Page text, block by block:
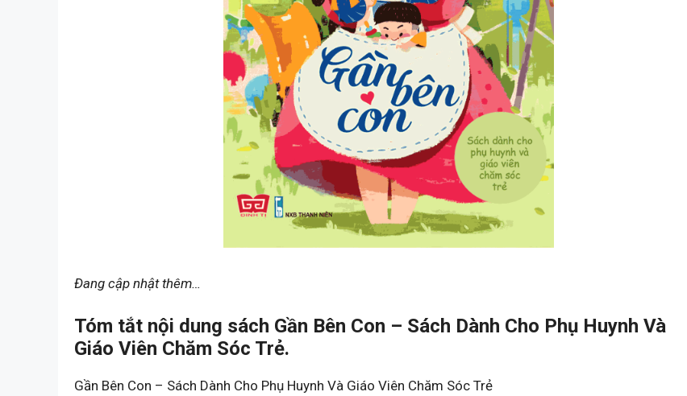
Đang cập nhật thêm…
Tóm tắt nội dung sách Gần Bên Con – Sách Dành Cho Phụ Huynh Và
Giáo Viên Chăm Sóc Trẻ.
Gần Bên Con – Sách Dành Cho Phụ Huynh Và Giáo Viên Chăm Sóc Trẻ